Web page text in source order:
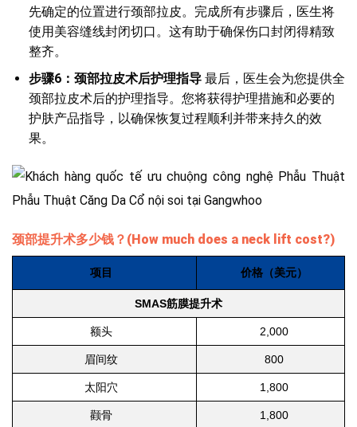
先确定的位置进行颈部拉皮。完成所有步骤后，医生将
使用美容缝线封闭切口。这有助于确保伤口封闭得精致
整齐。
步骤6：颈部拉皮术后护理指导最后，医生会为您提供全
颈部拉皮术后的护理指导。您将获得护理措施和必要的
护肤产品指导，以确保恢复过程顺利并带来持久的效
果。
颈部提升术多少钱？(How much does a neck lift cost?)
项目 价格（美元）
SMAS筋膜提升术
额头 2,000
眉间纹 800
太阳穴 1,800
颧骨 1,800